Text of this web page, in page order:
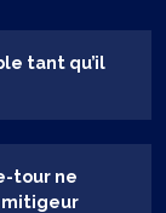
tant qu’il
tour ne
mitigeur